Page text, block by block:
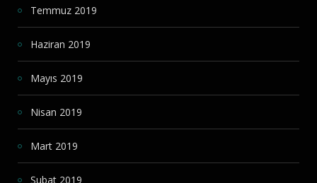
Temmuz 2019
Haziran 2019
Mayıs 2019
Nisan 2019
Mart 2019
Şubat 2019